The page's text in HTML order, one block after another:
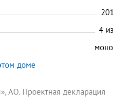
4 из
доме
АО. Проектная декларация